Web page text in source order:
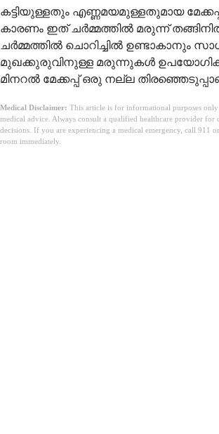
കട്ടിയുള്ളതും എണ്ണമയമുള്ളതുമായ
കാരണം ഇത് ചർമ്മത്തിൽ മരുന്ന്
ചർമ്മത്തിൽ ചൊറിച്ചിൽ ഉണ്ടാകാനും
മുഖക്കുരുവിനുള്ള മരുന്നുകൾ
മിനറൽ മേക്കപ്പ് ഒരു നല്ല
Medical Disclaimer: This article is for informational purposes
medical advice. Always consult a qualified healthcare provider for
decisions. If you are experiencing a medical emergency, call 911
room immediately.